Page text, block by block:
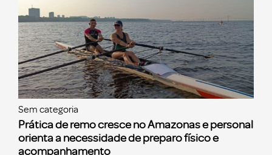
Sem categoria
Prática de remo cresce no Amazonas e personal
orienta a necessidade de preparo físico e
acompanhamento